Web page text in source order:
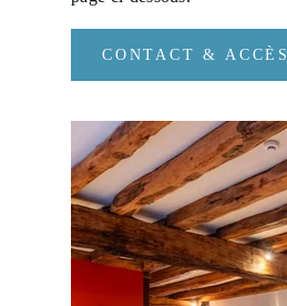
CONTACT & ACCÈS
CHAMBRES